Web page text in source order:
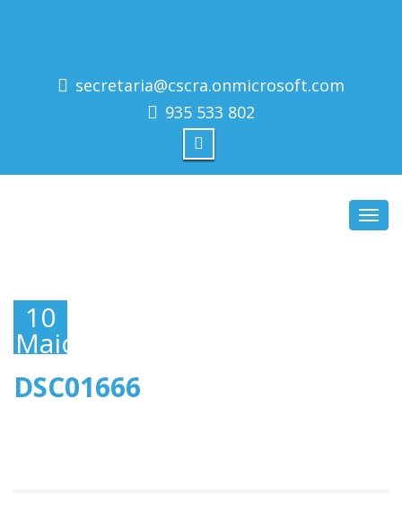
secretaria@cscra.onmicrosoft.com
935 533 802
10
Maio,
2019
DSC01666